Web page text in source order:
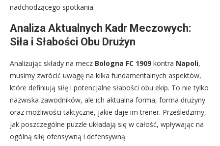
nadchodzącego spotkania.
Analiza Aktualnych Kadr Meczowych:
Siła i Słabości Obu Drużyn
Analizując składy na mecz Bologna FC 1909 kontra Napoli,
musimy zwrócić uwagę na kilka fundamentalnych aspektów,
które definiują siłę i potencjalne słabości obu ekip. To nie tylko
nazwiska zawodników, ale ich aktualna forma, forma drużyny
oraz możliwości taktyczne, jakie daje im trener. Prześledzimy,
jak poszczególne puzzle układają się w całość, wpływając na
ogólną siłę ofensywną i defensywną.